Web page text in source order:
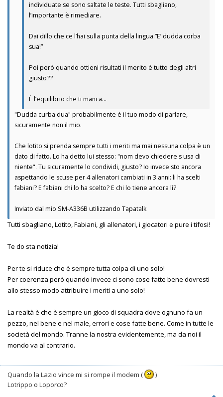
individuate se sono saltate le teste. Tutti sbagliano,
l’importante è rimediare.
Dai dillo che ce l’hai sulla punta della lingua:”E’ dudda corba
sua!”
Poi però quando ottieni risultati il merito è tutto degli altri
giusto??
È l’equilibrio che ti manca…
"Dudda curba dua" probabilmente è il tuo modo di parlare,
sicuramente non il mio.
Che lotito si prenda sempre tutti i meriti ma mai nessuna colpa è un
dato di fatto. Lo ha detto lui stesso: "nom devo chiedere s usa di
niente". Tu sicuramente lo condividi, giusto? Io invece sto ancora
aspettando le scuse per 4 allenatori cambiati in 3 anni: li ha scelti
fabiani? E fabiani chi lo ha scelto? E chi lo tiene ancora lì?
Inviato dal mio SM-A336B utilizzando Tapatalk
Tutti sbagliano, Lotito, Fabiani, gli allenatori, i giocatori e pure i tifosi!
Te do sta notizia!
Per te si riduce che è sempre tutta colpa di uno solo!
Per coerenza però quando invece ci sono cose fatte bene dovresti
allo stesso modo attribuire i meriti a uno solo!
La realtà è che è sempre un gioco di squadra dove ognuno fa un
pezzo, nel bene e nel male, errori e cose fatte bene. Come in tutte le
società del mondo. Tranne la nostra evidentemente, ma da noi il
mondo va al contrario.
Quando la Lazio vince mi si rompe il modem (
)
Lotrippo o Loporco?